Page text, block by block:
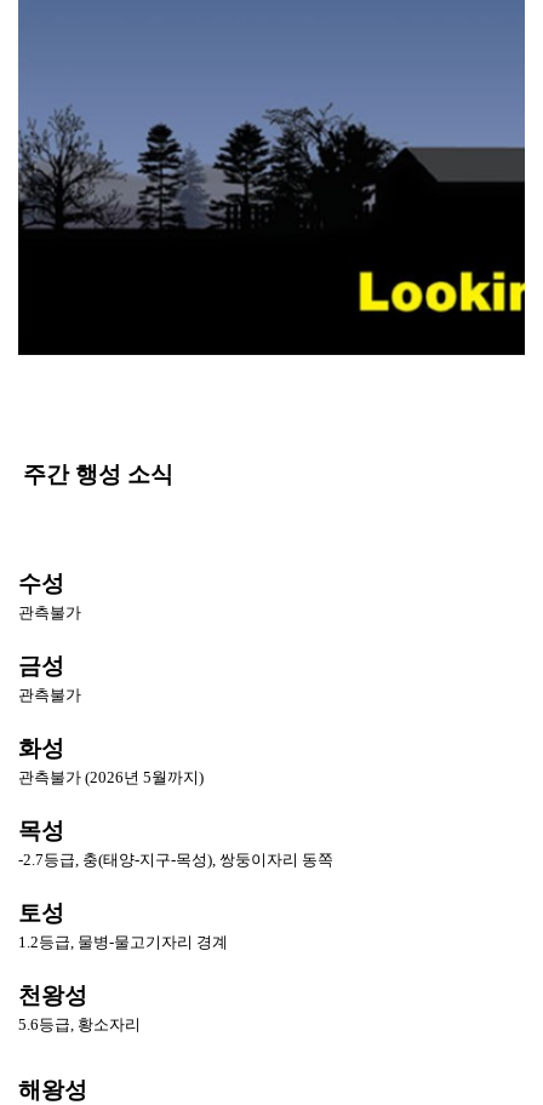
주간 행성 소식
수성
관측불가
금성
관측불가
화성
관측불가 (2026년 5월까지)
목성
-2.7등급, 충(태양-지구-목성), 쌍둥이자리 동쪽
토성
1.2등급, 물병-물고기자리 경계
천왕성
5.6등급, 황소자리
해왕성